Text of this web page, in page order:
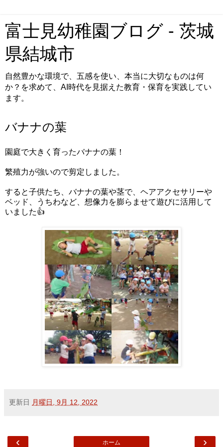
富士見幼稚園ブログ - 茨城
県結城市
自然豊かな環境で、五感を使い、本当に大切なものは何
か？を求めて、AI時代を見据えた教育・保育を実践してい
ます。
バナナの葉
園庭で大きく育ったバナナの葉！
繁殖力が強いので剪定しました。
すると子供たち、バナナの葉や茎で、ヘアアクセサリーや
ベッド、うちわなど、想像力を膨らませて遊びに活用して
いました👍
更新日 月曜日, 9月 12, 2022
‹ ›
ホーム